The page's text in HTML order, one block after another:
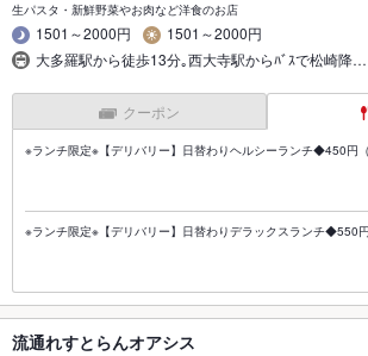
生パスタ・新鮮野菜やお肉など洋食のお店
1501～2000円
1501～2000円
大多羅駅から徒歩13分｡西大寺駅からﾊﾞｽで松崎降…
クーポン
※ランチ限定※【デリバリー】日替わりヘルシーランチ◆450円（
※ランチ限定※【デリバリー】日替わりデラックスランチ◆550円
流通れすとらんオアシス